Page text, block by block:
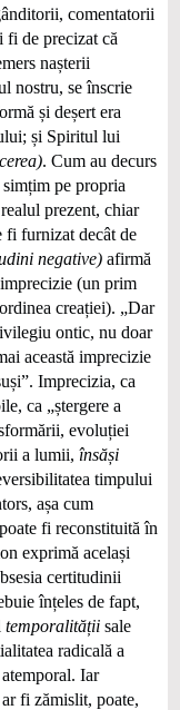
comentatorii
fi de precizat că
nașterii
nostru, se înscrie
și deșert era
și Spiritul lui
. Cum au decurs
pe propria
prezent, chiar
fi furnizat decât de
negative)afirmă
(un prim
creației). „Dar
ontic, nu doar
această imprecizie
Imprecizia, ca
ca „ștergere a
evoluției
a lumii, însăși
timpului
așa cum
fi reconstituită în
exprimă același
certitudinii
înțeles de fapt,
temporalitățiisale
radicală a
Iar
fi zămislit, poate,